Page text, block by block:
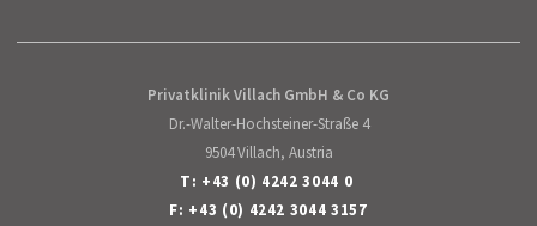
Privatklinik Villach GmbH & Co KG
Dr.-Walter-Hochsteiner-Straße 4
9504 Villach, Austria
T: +43 (0) 4242 3044 0
F: +43 (0) 4242 3044 3157